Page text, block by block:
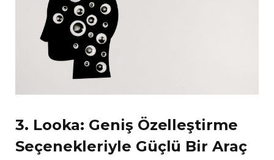
3. Looka: Geniş Özelleştirme
Seçenekleriyle Güçlü Bir Araç